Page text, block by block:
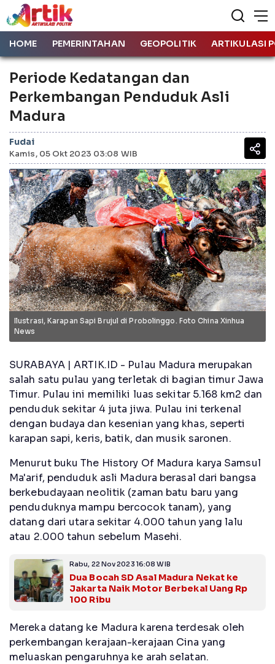
HOME PEMERINTAHAN GEOPOLITIK ARTIKULASI
Periode Kedatangan dan
Perkembangan Penduduk Asli
Madura
Fudai
Kamis, 05 Okt 2023 03:08 WIB
Ilustrasi, Karapan Sapi Brujul di Probolinggo. Foto China Xinhua
News
SURABAYA | ARTIK.ID - Pulau Madura merupakan
salah satu pulau yang terletak di bagian timur Jawa
Timur. Pulau ini memiliki luas sekitar 5.168 km2 dan
penduduk sekitar 4 juta jiwa. Pulau ini terkenal
dengan budaya dan kesenian yang khas, seperti
karapan sapi, keris, batik, dan musik saronen.
Menurut buku The History Of Madura karya Samsul
Ma'arif, penduduk asli Madura berasal dari bangsa
berkebudayaan neolitik (zaman batu baru yang
penduduknya mampu bercocok tanam), yang
datang dari utara sekitar 4.000 tahun yang lalu
atau 2.000 tahun sebelum Masehi.
Rabu, 22 Nov 2023 16:08 WIB
Dua Bocah SD Asal Madura Nekat ke
Jakarta Naik Motor Berbekal Uang Rp
100 Ribu
Mereka datang ke Madura karena terdesak oleh
perkembangan kerajaan-kerajaan Cina yang
meluaskan pengaruhnya ke arah selatan.